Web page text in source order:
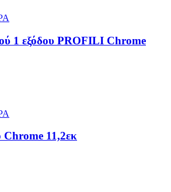
1 εξόδου PROFILI Chrome
Chrome 11,2εκ